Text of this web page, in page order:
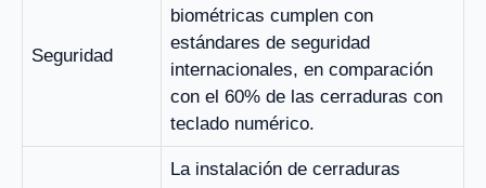
Seguridad
biométricas cumplen con
estándares de seguridad
internacionales, en comparación
con el 60% de las cerraduras con
teclado numérico.
La instalación de cerraduras